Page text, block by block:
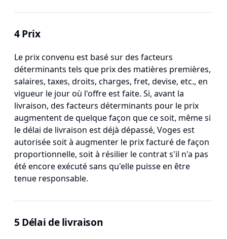
4 Prix
Le prix convenu est basé sur des facteurs
déterminants tels que prix des matières premières,
salaires, taxes, droits, charges, fret, devise, etc., en
vigueur le jour où l'offre est faite. Si, avant la
livraison, des facteurs déterminants pour le prix
augmentent de quelque façon que ce soit, même si
le délai de livraison est déjà dépassé, Voges est
autorisée soit à augmenter le prix facturé de façon
proportionnelle, soit à résilier le contrat s'il n'a pas
été encore exécuté sans qu'elle puisse en être
tenue responsable.
5 Délai de livraison